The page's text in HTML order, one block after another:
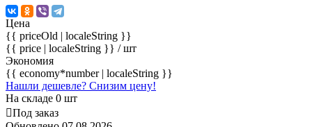
Цена
{{ priceOld | localeString }}
{{ price | localeString }} / шт
Экономия
{{ economy*number | localeString }}
Нашли дешевле? Снизим цену!
На складе 0 шт
Под заказ